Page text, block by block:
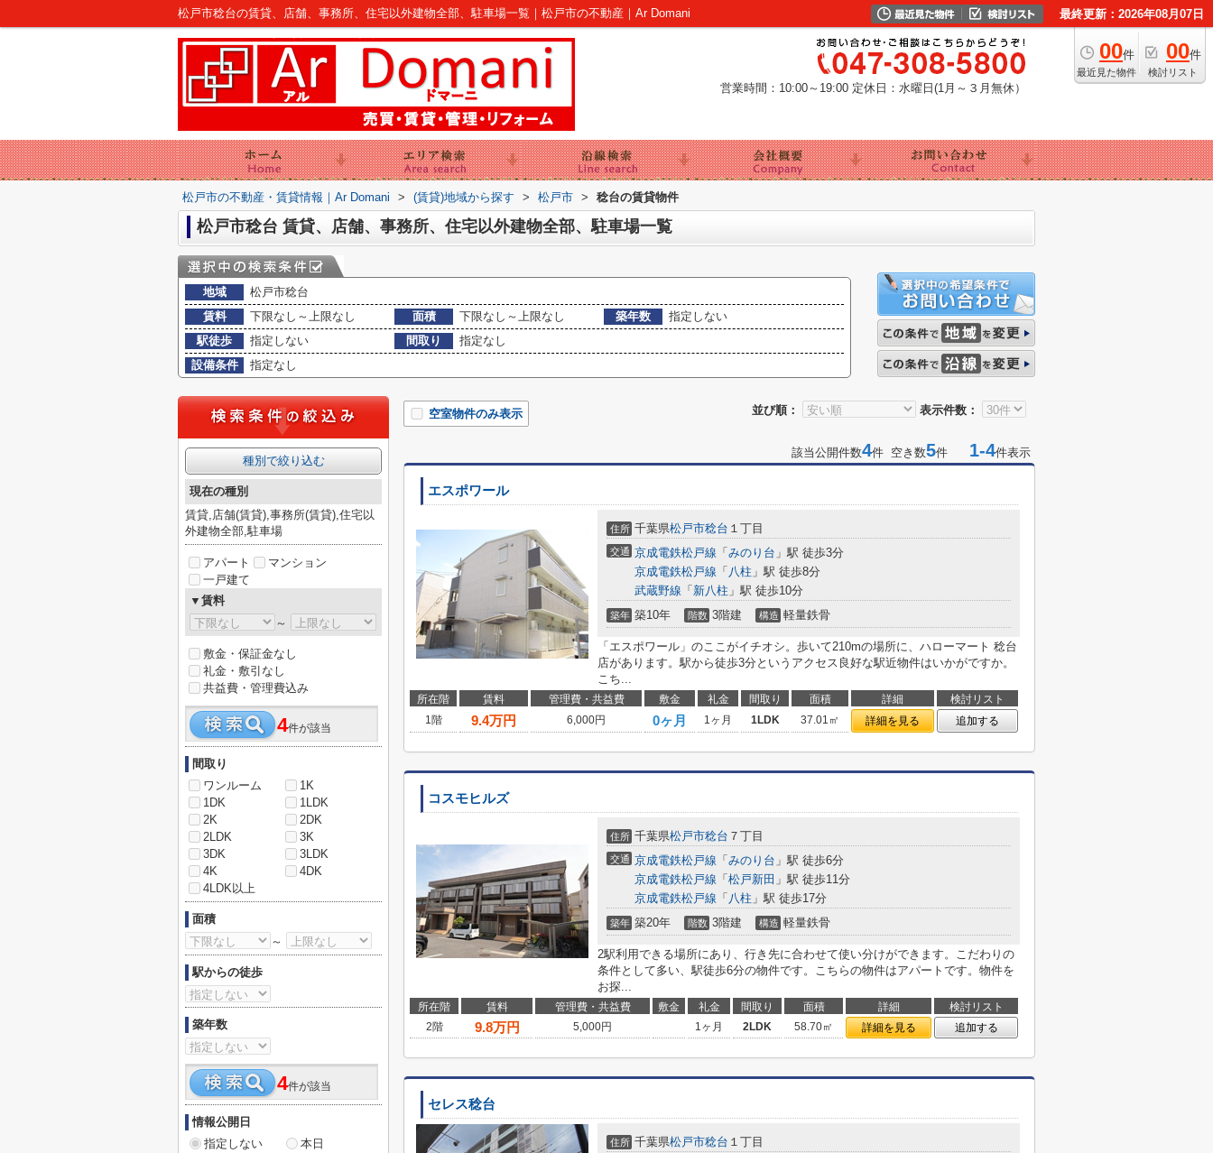
松戸市稔台の賃貸、店舗、事務所、住宅以外建物全部、駐車場一覧｜松戸市の不動産｜Ar Domani 最終更新：2026年08月07日
00件
最近見た物件
00件
検討リスト
営業時間：10:00～19:00 定休日：水曜日(1月～３月無休）
松戸市の不動産・賃貸情報｜Ar Domani > (賃貸)地域から探す > 松戸市 > 稔台の賃貸物件
松戸市稔台 賃貸、店舗、事務所、住宅以外建物全部、駐車場一覧
地域
松戸市稔台
賃料
下限なし～上限なし 面積 下限なし～上限なし 築年数
指定しない
駅徒歩
指定しない 間取り
指定なし
設備条件
指定なし
並び順： 表示件数：
空室物件のみ表示
該当公開件数4件 空き数5件 1-4件表示
エスポワール
住所 千葉県松戸市稔台 １丁目
交通 京成電鉄松戸線 「 みのり台 」駅 徒歩3分
京成電鉄松戸線 「 八柱 」駅 徒歩8分
武蔵野線 「 新八柱 」駅 徒歩10分
築年 築10年 階数 3階建 構造 軽量鉄骨
「エスポワール」のここがイチオシ。歩いて210mの場所に、ハローマート 稔台
店があります。駅から徒歩3分というアクセス良好な駅近物件はいかがですか。
こち...
所在階 賃料 管理費・共益費 敷金 礼金 間取り 面積 詳細
検討リスト
1階
9.4万円 6,000円 0ヶ月 1ヶ月 1LDK 37.01㎡ 詳細を見る 追加する
コスモヒルズ
住所 千葉県松戸市稔台 ７丁目
交通 京成電鉄松戸線 「 みのり台 」駅 徒歩6分
京成電鉄松戸線 「 松戸新田 」駅 徒歩11分
京成電鉄松戸線 「 八柱 」駅 徒歩17分
築年 築20年 階数 3階建 構造 軽量鉄骨
2駅利用できる場所にあり、行き先に合わせて使い分けができます。こだわりの
条件として多い、駅徒歩6分の物件です。こちらの物件はアパートです。物件を
お探...
所在階 賃料 管理費・共益費 敷金 礼金 間取り 面積 詳細
検討リスト
2階
9.8万円 5,000円 1ヶ月 2LDK 58.70㎡ 詳細を見る 追加する
セレス稔台
住所 千葉県松戸市稔台 １丁目
種別で絞り込む
現在の種別
賃貸,店舗(賃貸),事務所(賃貸),住宅以
外建物全部,駐車場
アパート
マンション
一戸建て
▼賃料
～
敷金・保証金なし
礼金・敷引なし
共益費・管理費込み
4件が該当
間取り
ワンルーム
1K
1DK
1LDK
2K
2DK
2LDK
3K
3DK
3LDK
4K
4DK
4LDK以上
面積
～
駅からの徒歩
築年数
4件が該当
情報公開日
指定しない
本日